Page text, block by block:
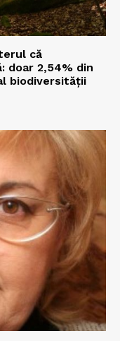
că
doar 2,54% din
biodiversității